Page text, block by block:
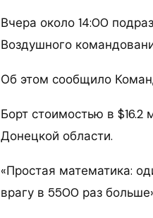
Вчера около 14:00
Воздушного
Об этом сообщило
Борт стоимостью в
Донецкой области.
«Простая математика:
врагу в 5500 раз